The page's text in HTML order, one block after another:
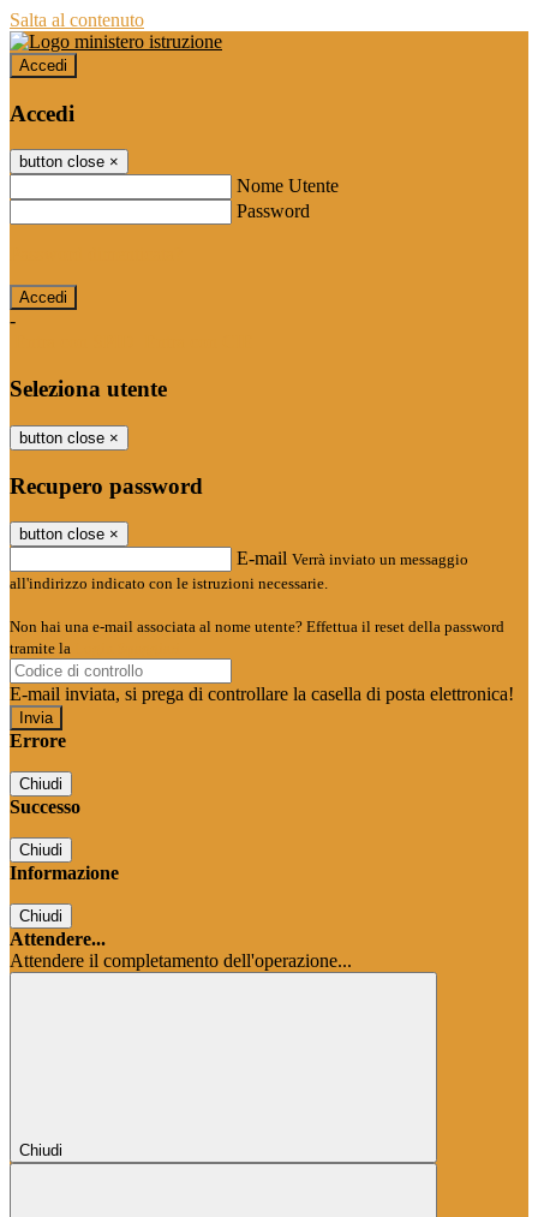
Salta al contenuto
Accedi
Accedi
button close ×
Nome Utente
Password
-
Seleziona utente
button close ×
Recupero password
button close ×
E-mail Verrà inviato un messaggio
all'indirizzo indicato con le istruzioni necessarie.
Non hai una e-mail associata al nome utente? Effettua il reset della password
tramite la
E-mail inviata, si prega di controllare la casella di posta elettronica!
Errore
Chiudi
Successo
Chiudi
Informazione
Chiudi
Attendere...
Attendere il completamento dell'operazione...
Chiudi